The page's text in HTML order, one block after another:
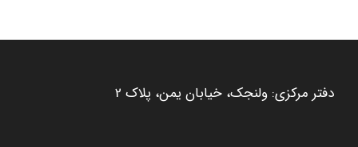
دفتر مرکزی: ولنجک، خیابان یمن، پلاک 2